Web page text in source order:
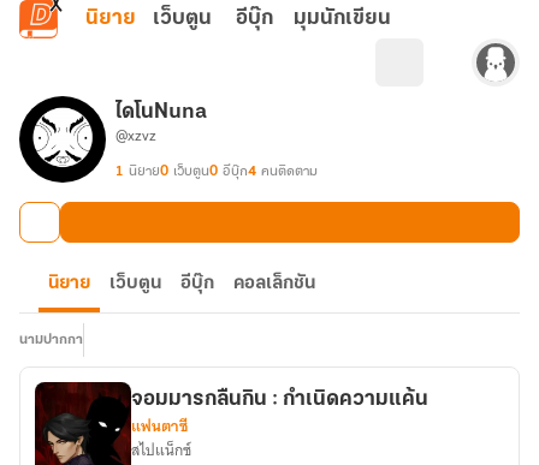
ข้ามไปยังเนื้อหาหลัก
นิยาย เว็บตูน อีบุ๊ก มุมนักเขียน
ไดโนNuna
@xzvz
1 นิยาย0 เว็บตูน0 อีบุ๊ก4 คนติดตาม
นิยาย เว็บตูน อีบุ๊ก คอลเล็กชัน
นามปากกา
จอมมารกลืนกิน : กำเนิดความแค้น
แฟนตาซี
สไปแน็กซ์